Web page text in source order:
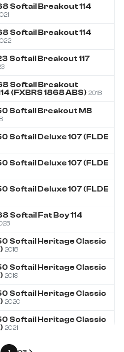
Softail Breakout 114
Softail Breakout 114
Softail Breakout 117
Softail Breakout
(FXBRS 1868 ABS) 2018
Softail Breakout M8
Softail Deluxe 107 (FLDE
Softail Deluxe 107 (FLDE
Softail Deluxe 107 (FLDE
Softail Fat Boy 114
Softail Heritage Classic
2018
Softail Heritage Classic
2019
Softail Heritage Classic
2020
Softail Heritage Classic
2021